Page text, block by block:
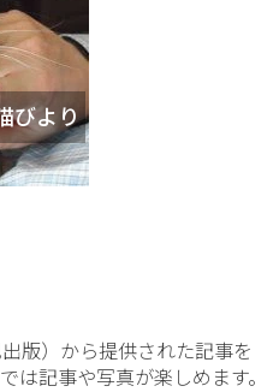
びより
版）から提供された記事を
は記事や写真が楽しめます。